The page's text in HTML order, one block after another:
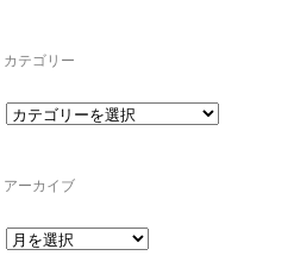
カテゴリー
カ
テ
ーアーカイブ
ア
ー